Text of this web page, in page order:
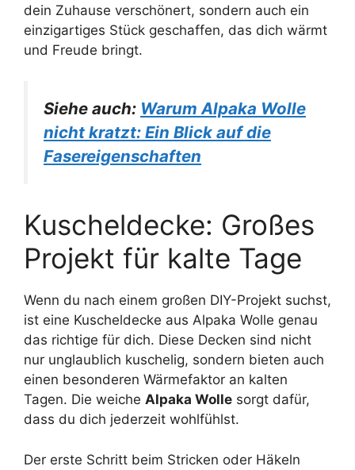
dein Zuhause verschönert, sondern auch ein
einzigartiges Stück geschaffen, das dich wärmt
und Freude bringt.
Siehe auch: Warum Alpaka Wolle
nicht kratzt: Ein Blick auf die
Fasereigenschaften
Kuscheldecke: Großes
Projekt für kalte Tage
Wenn du nach einem großen DIY-Projekt suchst,
ist eine Kuscheldecke aus Alpaka Wolle genau
das richtige für dich. Diese Decken sind nicht
nur unglaublich kuschelig, sondern bieten auch
einen besonderen Wärmefaktor an kalten
Tagen. Die weiche Alpaka Wolle sorgt dafür,
dass du dich jederzeit wohlfühlst.
Der erste Schritt beim Stricken oder Häkeln